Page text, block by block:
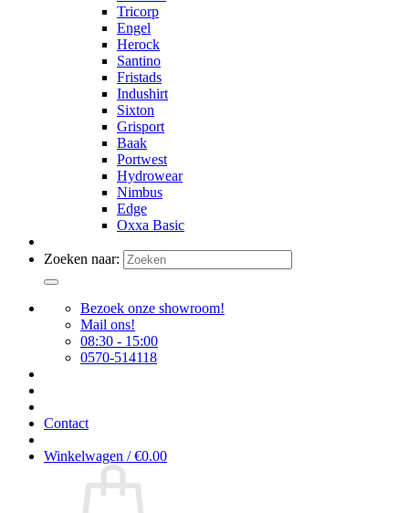
Tricorp
Engel
Herock
Santino
Fristads
Indushirt
Sixton
Grisport
Baak
Portwest
Hydrowear
Nimbus
Edge
Oxxa Basic
Zoeken naar:
Bezoek onze showroom!
Mail ons!
08:30 - 15:00
0570-514118
Contact
Winkelwagen /€0.00